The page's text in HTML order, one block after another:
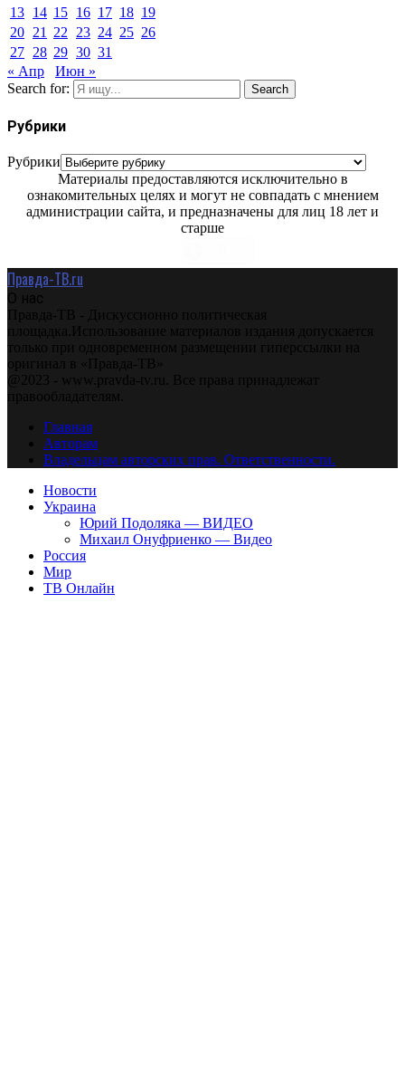
13 14 15 16 17 18 19
20 21 22 23 24 25 26
27 28 29 30 31
« Апр
Июн »
Search for:
Search
Рубрики
Рубрики
Материалы предоставляются исключительно в
ознакомительных целях и могут не совпадать с мнением
администрации сайта, и предназначены для лиц 18 лет и
старше
Правда-ТВ.ru
О нас
Правда-ТВ - Дискуссионно политическая
площадка.Использование материалов издания допускается
только при одновременном размещении гиперссылки на
оригинал в «Правда-ТВ»
@2023 - www.pravda-tv.ru. Все права принадлежат
правообладателям.
Главная
Авторам
Владельцам авторских прав. Ответственности.
Новости
Украина
Юрий Подоляка — ВИДЕО
Михаил Онуфриенко — Видео
Россия
Мир
ТВ Онлайн